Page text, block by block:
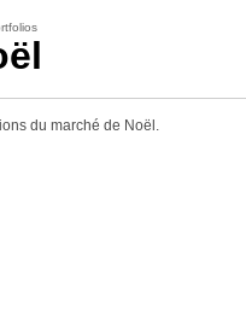
du marché de Noël.